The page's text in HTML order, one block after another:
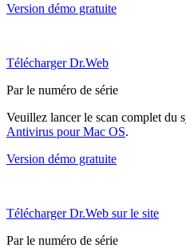
Version démo gratuite
Télécharger Dr.Web
Par le numéro de série
Veuillez lancer le scan complet du
Antivirus pour Mac OS.
Version démo gratuite
Télécharger Dr.Web sur le site
Par le numéro de série